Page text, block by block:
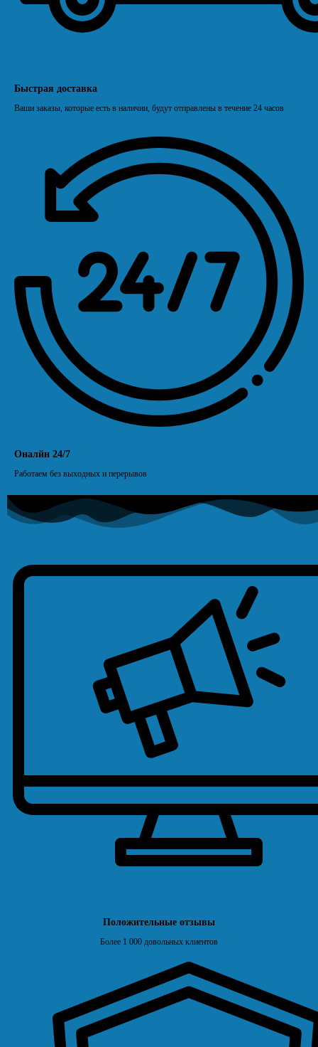
Быстрая доставка
Ваши заказы, которые есть в наличии, будут отправлены в течение 24 часов
Оналйн 24/7
Работаем без выходных и перерывов
Положительные отзывы
Более 1 000 довольных клиентов